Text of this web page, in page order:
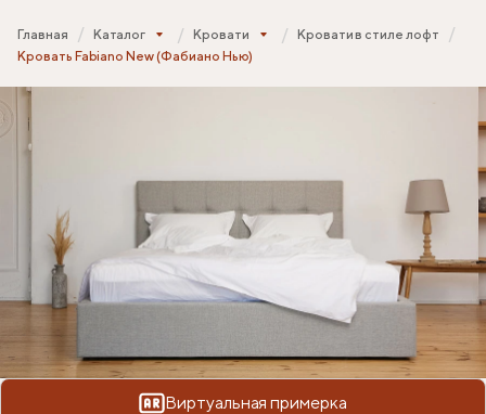
Главная Каталог Кровати
Кровати в стиле лофт
Кровать Fabiano New (Фабиано Нью)
Виртуальная примерка